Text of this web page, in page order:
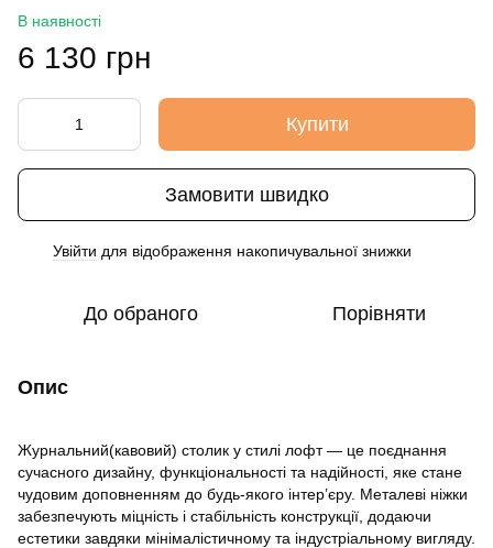
В наявності
6 130 грн
Купити
Замовити швидко
Увійти для відображення накопичувальної знижки
До обраного Порівняти
Опис
Журнальний(кавовий) столик у стилі лофт — це поєднання
сучасного дизайну, функціональності та надійності, яке стане
чудовим доповненням до будь-якого інтер’єру. Металеві ніжки
забезпечують міцність і стабільність конструкції, додаючи
естетики завдяки мінімалістичному та індустріальному вигляду.